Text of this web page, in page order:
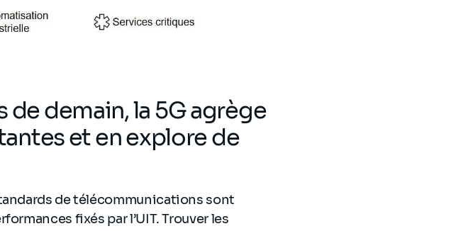
demain, la 5G agrège
et en explore de
de télécommunications sont
fixés par l’UIT. Trouver les